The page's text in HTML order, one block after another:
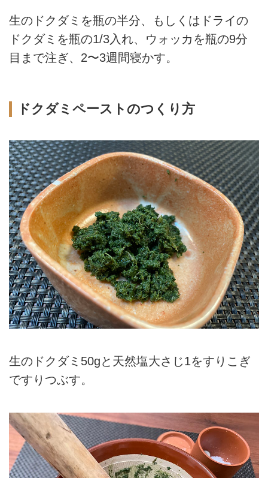
生のドクダミを瓶の半分、もしくはドライの
ドクダミを瓶の1/3入れ、ウォッカを瓶の9分
目まで注ぎ、2〜3週間寝かす。
ドクダミペーストのつくり方
生のドクダミ50gと天然塩大さじ1をすりこぎ
ですりつぶす。